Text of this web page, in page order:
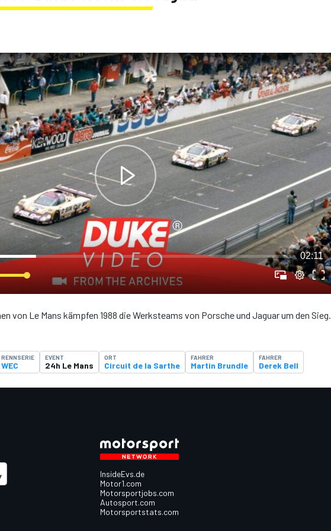
02:11
von Le Mans kämpfen 1988 die Werksteams von Porsche und Jaguar um den Sieg.
RENNSERIE
WEC
EVENT
24h Le Mans
ORT
Circuit de la Sarthe
FAHRER
Martin Brundle
FAHRER
Derek Bell
InsideEvs.de
Motor1.com
Motorsportjobs.com
Autosport.com
Motorsportstats.com